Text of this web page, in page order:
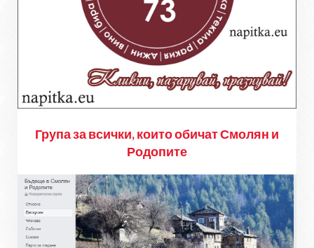
Група за всички, които обичат Смолян и
Родопите